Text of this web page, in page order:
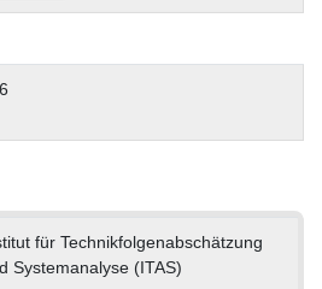
für Technikfolgenabschätzung
Systemanalyse (ITAS)